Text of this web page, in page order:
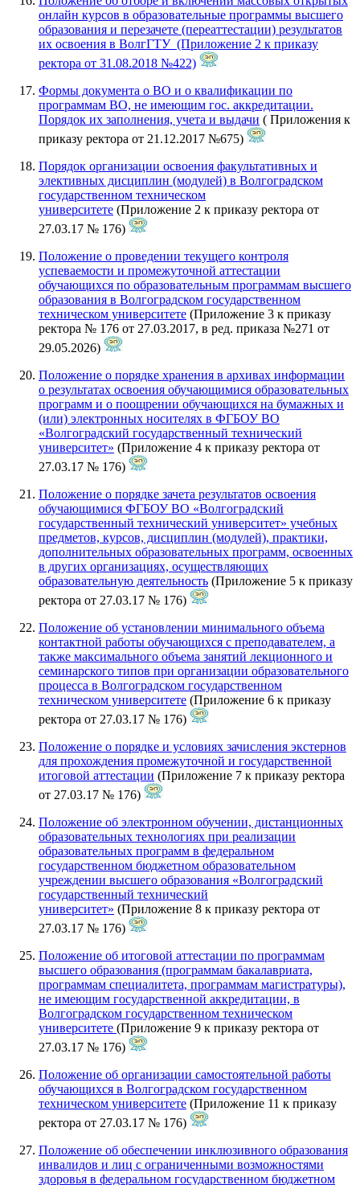
онлайн курсов в образовательные программы высшего
образования и перезачете (переаттестации) результатов
их освоения в ВолгГТУ (Приложение 2 к приказу
ректора от 31.08.2018 №422)
Формы документа о ВО и о квалификации по
программам ВО, не имеющим гос. аккредитации.
Порядок их заполнения, учета и выдачи ( Приложения к
приказу ректора от 21.12.2017 №675)
Порядок организации освоения факультативных и
элективных дисциплин (модулей) в Волгоградском
государственном техническом
университете (Приложение 2 к приказу ректора от
27.03.17 № 176)
Положение о проведении текущего контроля
успеваемости и промежуточной аттестации
обучающихся по образовательным программам высшего
образования в Волгоградском государственном
техническом университете (Приложение 3 к приказу
ректора № 176 от 27.03.2017, в ред. приказа №271 от
29.05.2026)
Положение о порядке хранения в архивах информации
о результатах освоения обучающимися образовательных
программ и о поощрении обучающихся на бумажных и
(или) электронных носителях в ФГБОУ ВО
«Волгоградский государственный технический
университет» (Приложение 4 к приказу ректора от
27.03.17 № 176)
Положение о порядке зачета результатов освоения
обучающимися ФГБОУ ВО «Волгоградский
государственный технический университет» учебных
предметов, курсов, дисциплин (модулей), практики,
дополнительных образовательных программ, освоенных
в других организациях, осуществляющих
образовательную деятельность (Приложение 5 к приказу
ректора от 27.03.17 № 176)
Положение об установлении минимального объема
контактной работы обучающихся с преподавателем, а
также максимального объема занятий лекционного и
семинарского типов при организации образовательного
процесса в Волгоградском государственном
техническом университете (Приложение 6 к приказу
ректора от 27.03.17 № 176)
Положение о порядке и условиях зачисления экстернов
для прохождения промежуточной и государственной
итоговой аттестации (Приложение 7 к приказу ректора
от 27.03.17 № 176)
Положение об электронном обучении, дистанционных
образовательных технологиях при реализации
образовательных программ в федеральном
государственном бюджетном образовательном
учреждении высшего образования «Волгоградский
государственный технический
университет» (Приложение 8 к приказу ректора от
27.03.17 № 176)
Положение об итоговой аттестации по программам
высшего образования (программам бакалавриата,
программам специалитета, программам магистратуры),
не имеющим государственной аккредитации, в
Волгоградском государственном техническом
университете (Приложение 9 к приказу ректора от
27.03.17 № 176)
Положение об организации самостоятельной работы
обучающихся в Волгоградском государственном
техническом университете (Приложение 11 к приказу
ректора от 27.03.17 № 176)
Положение об обеспечении инклюзивного образования
инвалидов и лиц с ограниченными возможностями
здоровья в федеральном государственном бюджетном